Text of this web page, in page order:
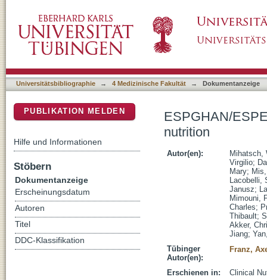
Universitätsbibliographie → 4 Medizinische Fakultät → Dokumentanzeige
ESPGHAN/
nutrition
Autor(en):
Mihatsch,
Virgilio;
Mary;
Lacobelli,
Janusz;
Mimouni,
Charles;
Thibault;
Akker,
Jiang;
Tübinger
Autor(en):
Franz,
Erschienen in:
Clinical
PUBLIKATION MELDEN
Hilfe und Informationen
Stöbern
Dokumentanzeige
Erscheinungsdatum
Autoren
Titel
DDC-Klassifikation